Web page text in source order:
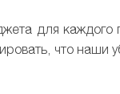
для
что наши